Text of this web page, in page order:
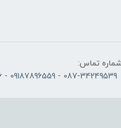
شماره تماس:
087-34249539 - 09187896559 - 09186686646